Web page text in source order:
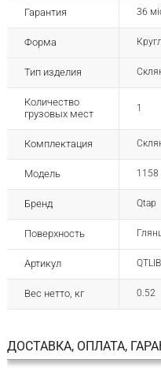
Гарантия 36
Форма
Тип изделия
Количество
грузовых мест
1
Комплектация
Модель 1158
Бренд Qtap
Поверхность
Артикул
Вес нетто, кг 0.52
ДОСТАВКА, ОПЛАТА,